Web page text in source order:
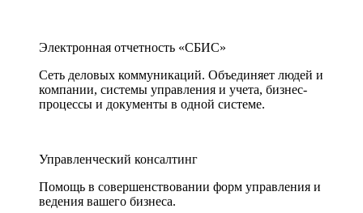
Электронная отчетность «СБИС»
Сеть деловых коммуникаций. Объединяет людей и
компании, системы управления и учета, бизнес-
процессы и документы в одной системе.
Управленческий консалтинг
Помощь в совершенствовании форм управления и
ведения вашего бизнеса.